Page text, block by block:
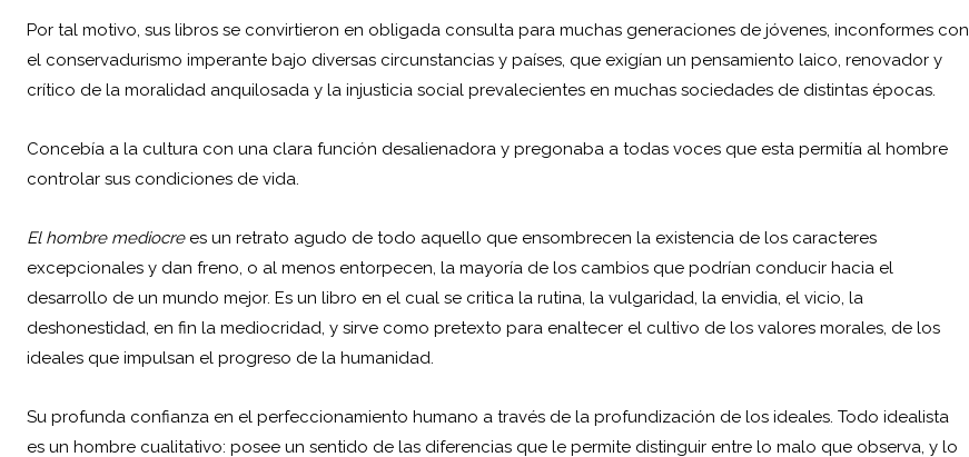
Por tal motivo, sus libros se convirtieron en obligada consulta para muchas generaciones de jóvenes, inconformes con
el conservadurismo imperante bajo diversas circunstancias y países, que exigían un pensamiento laico, renovador y
crítico de la moralidad anquilosada y la injusticia social prevalecientes en muchas sociedades de distintas épocas.
Concebía a la cultura con una clara función desalienadora y pregonaba a todas voces que esta permitía al hombre
controlar sus condiciones de vida.
El hombre mediocrees un retrato agudo de todo aquello que ensombrecen la existencia de los caracteres
excepcionales y dan freno, o al menos entorpecen, la mayoría de los cambios que podrían conducir hacia el
desarrollo de un mundo mejor. Es un libro en el cual se critica la rutina, la vulgaridad, la envidia, el vicio, la
deshonestidad, en fin la mediocridad, y sirve como pretexto para enaltecer el cultivo de los valores morales, de los
ideales que impulsan el progreso de la humanidad.
Su profunda confianza en el perfeccionamiento humano a través de la profundización de los ideales. Todo idealista
es un hombre cualitativo: posee un sentido de las diferencias que le permite distinguir entre lo malo que observa, y lo